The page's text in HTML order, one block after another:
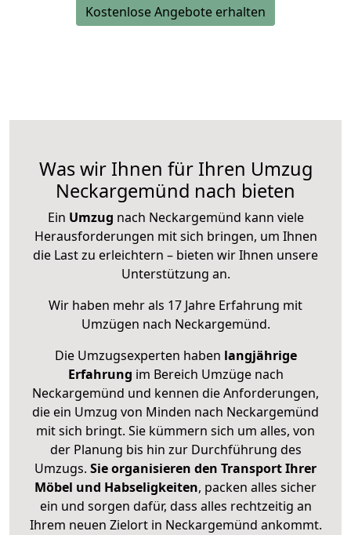
Kostenlose Angebote erhalten
Was wir Ihnen für Ihren Umzug
Neckargemünd nach bieten
Ein Umzug nach Neckargemünd kann viele
Herausforderungen mit sich bringen, um Ihnen
die Last zu erleichtern – bieten wir Ihnen unsere
Unterstützung an.
Wir haben mehr als 17 Jahre Erfahrung mit
Umzügen nach Neckargemünd.
Die Umzugsexperten haben langjährige
Erfahrung im Bereich Umzüge nach
Neckargemünd und kennen die Anforderungen,
die ein Umzug von Minden nach Neckargemünd
mit sich bringt. Sie kümmern sich um alles, von
der Planung bis hin zur Durchführung des
Umzugs. Sie organisieren den Transport Ihrer
Möbel und Habseligkeiten, packen alles sicher
ein und sorgen dafür, dass alles rechtzeitig an
Ihrem neuen Zielort in Neckargemünd ankommt.